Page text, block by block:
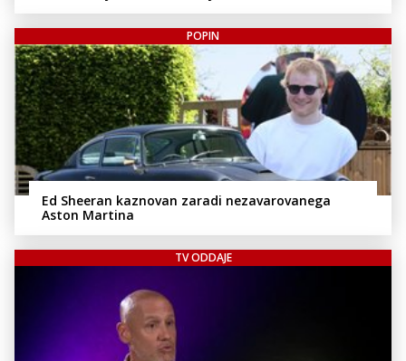
POPIN
Ed Sheeran kaznovan zaradi nezavarovanega
Aston Martina
TV ODDAJE